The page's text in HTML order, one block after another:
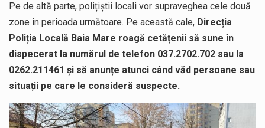
Pe de altă parte, polițiștii locali vor supraveghea cele două
zone în perioada următoare. Pe această cale, Direcția
Poliția Locală Baia Mare roagă cetățenii să sune în
dispecerat la numărul de telefon 037.2702.702 sau la
0262.211461 și să anunțe atunci când văd persoane sau
situații pe care le consideră suspecte.